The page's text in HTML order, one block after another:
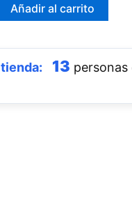
Añadir al carrito
13 personas